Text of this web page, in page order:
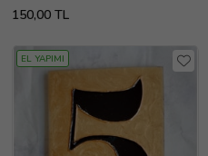
150,00 TL
EL YAPIMI